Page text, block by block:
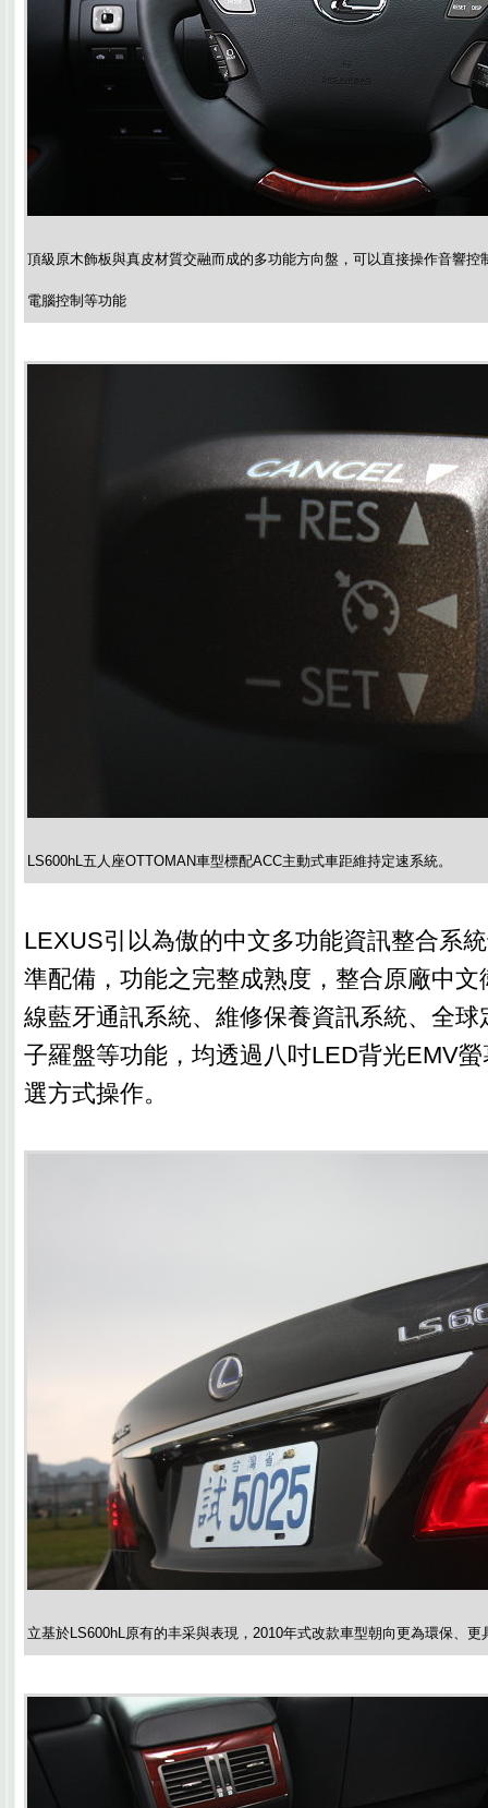
頂級原木飾板與真皮材質交融而成的多功能方向盤，可以直接操作音響控
電腦控制等功能
LS600hL五人座OTTOMAN車型標配ACC主動式車距維持定速系統。
LEXUS引以為傲的中文多功能資訊整合系
準配備，功能之完整成熟度，整合原廠中
線藍牙通訊系統、維修保養資訊系統、全
子羅盤等功能，均透過八吋LED背光EMV
選方式操作。
立基於LS600hL原有的丰采與表現，2010年式改款車型朝向更為環保、